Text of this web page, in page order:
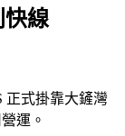
快線
正式掛靠大鏟灣
運。